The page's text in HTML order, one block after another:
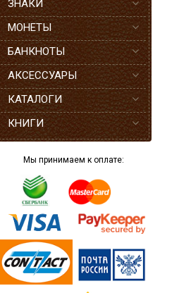
ЗНАКИ
МОНЕТЫ
БАНКНОТЫ
АКСЕССУАРЫ
КАТАЛОГИ
КНИГИ
Мы принимаем к оплате: